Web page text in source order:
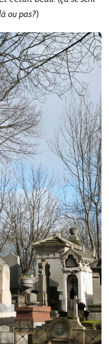
ou pas?)